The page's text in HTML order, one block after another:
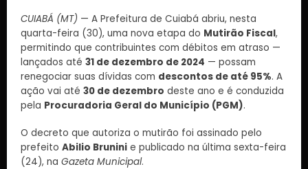
CUIABÁ (MT) — A Prefeitura de Cuiabá abriu, nesta
quarta-feira (30), uma nova etapa do Mutirão Fiscal,
permitindo que contribuintes com débitos em atraso —
lançados até 31 de dezembro de 2024 — possam
renegociar suas dívidas com descontos de até 95%. A
ação vai até 30 de dezembro deste ano e é conduzida
pela Procuradoria Geral do Município (PGM).
O decreto que autoriza o mutirão foi assinado pelo
prefeito Abilio Brunini e publicado na última sexta-feira
(24), na Gazeta Municipal.